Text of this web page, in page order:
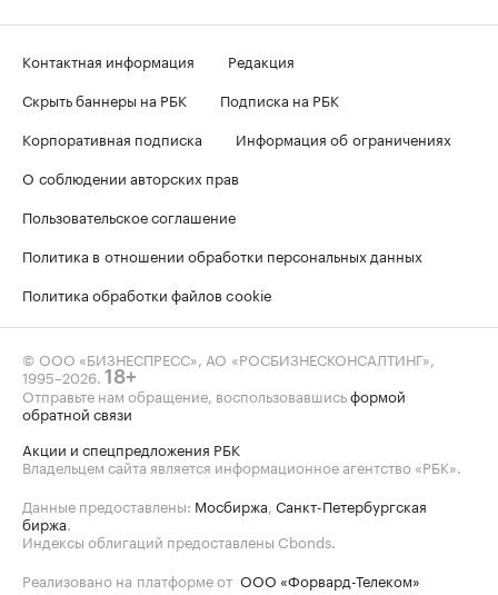
Контактная информация
Редакция
Скрыть баннеры на РБК
Подписка на РБК
Корпоративная подписка
Информация об ограничениях
О соблюдении авторских прав
Пользовательское соглашение
Политика в отношении обработки персональных данных
Политика обработки файлов cookie
© ООО «БИЗНЕСПРЕСС», АО «РОСБИЗНЕСКОНСАЛТИНГ»,
1995–2026. 18+
Отправьте нам обращение, воспользовавшисьформой
обратной связи
Акции и спецпредложения РБК
Владельцем сайта является информационное агентство «РБК».
Данные предоставлены: Мосбиржа, Санкт-Петербургская
биржа.
Индексы облигаций предоставлены Cbonds.
Реализовано на платформе от ООО «Форвард-Телеком»